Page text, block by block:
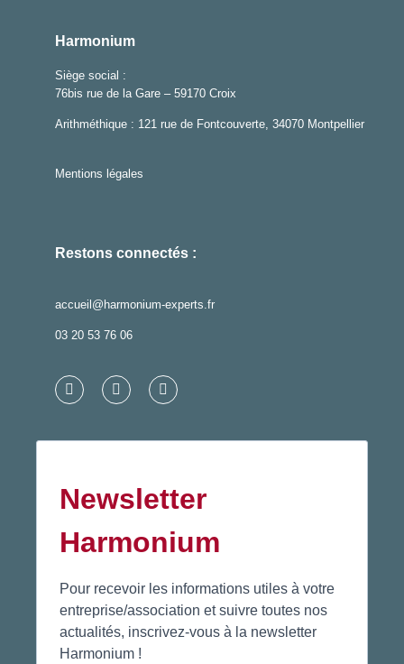
Harmonium
Siège social :
76bis rue de la Gare – 59170 Croix
Arithméthique : 121 rue de Fontcouverte, 34070 Montpellier
Mentions légales
Restons connectés :
accueil@harmonium-experts.fr
03 20 53 76 06